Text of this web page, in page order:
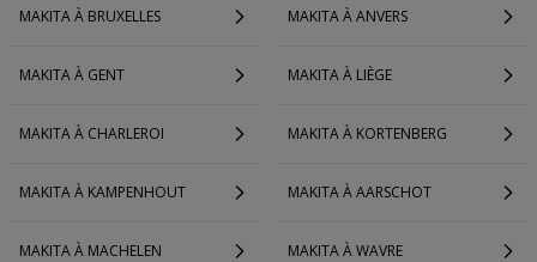
MAKITA À BRUXELLES MAKITA À ANVERS
MAKITA À GENT MAKITA À LIÈGE
MAKITA À CHARLEROI MAKITA À KORTENBERG
MAKITA À KAMPENHOUT MAKITA À AARSCHOT
MAKITA À MACHELEN MAKITA À WAVRE